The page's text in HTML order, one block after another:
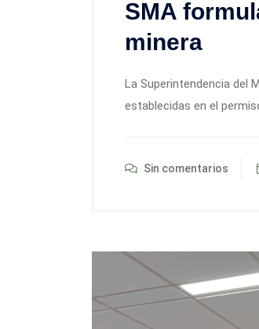
SMA
minera
La Superintendencia del
establecidas en el
Sin comentarios